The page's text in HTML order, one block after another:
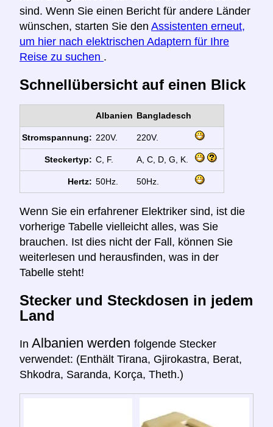
sind. Wenn Sie einen Bericht für andere Länder
wünschen, starten Sie den Assistenten erneut,
um hier nach elektrischen Adaptern für Ihre
Reise zu suchen .
Schnellübersicht auf einen Blick
Albanien Bangladesch
Stromspannung: 220V. 220V.
Steckertyp: C, F. A, C, D, G, K.
Hertz: 50Hz. 50Hz.
Wenn Sie ein erfahrener Elektriker sind, ist die
vorherige Tabelle vielleicht alles, was Sie
brauchen. Ist dies nicht der Fall, können Sie
weiterlesen und herausfinden, was in der
Tabelle steht!
Stecker und Steckdosen in jedem
Land
In Albanien werden folgende Stecker
verwendet: (Enthält Tirana, Gjirokastra, Berat,
Shkodra, Saranda, Korça, Theth.)